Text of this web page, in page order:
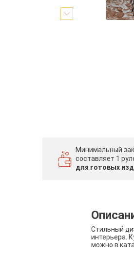
Минимальный
составляет 1
для готовых
Стильный
интерьера.
можно в